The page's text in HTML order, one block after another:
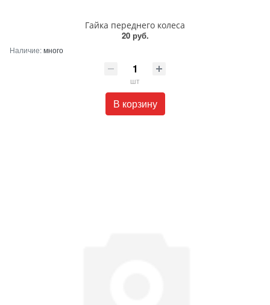
Гайка переднего колеса
20 руб.
Наличие:много
шт
В корзину